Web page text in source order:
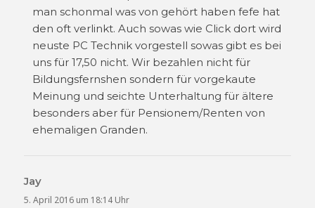
man schonmal was von gehört haben fefe hat
den oft verlinkt. Auch sowas wie Click dort wird
neuste PC Technik vorgestell sowas gibt es bei
uns für 17,50 nicht. Wir bezahlen nicht für
Bildungsfernshen sondern für vorgekaute
Meinung und seichte Unterhaltung für ältere
besonders aber für Pensionem/Renten von
ehemaligen Granden.
Jay
5. April 2016 um 18:14 Uhr